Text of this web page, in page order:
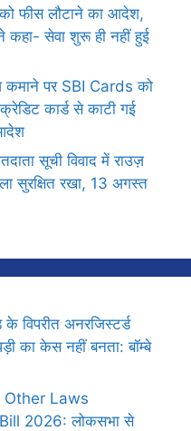
फीस लौटाने का आदेश,
कहा- सेवा शुरू ही नहीं हुई
कमाने पर SBI Cards को
कार्ड से काटी गई
सूची विवाद में राउज़
सुरक्षित रखा, 13 अगस्त
विपरीत अनरजिस्टर्ड
का केस नहीं बनता: बॉम्बे
Laws
2026: लोकसभा से